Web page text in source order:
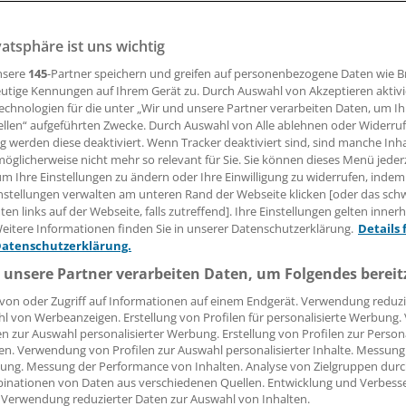
bei der Digitalisierung des
sind der Politik und der Selbstverwaltung um Jahre
für Gesundheitsnetzwerker.
Frisch
05:54 Uhr
ist uns wichtig
145-Partner speichern und greifen auf personenbezogene Daten wie
Kennungen auf Ihrem Gerät zu. Durch Auswahl von Akzeptieren
für die unter „Wir und unsere Partner verarbeiten Daten, um
aufgeführten Zwecke. Durch Auswahl von Alle ablehnen oder
werden diese deaktiviert. Wenn Tracker deaktiviert sind, sind manche
nicht mehr so relevant für Sie. Sie können dieses Menü
Ihre Einstellungen zu ändern oder Ihre Einwilligung zu widerrufen, indem
verwalten am unteren Rand der Webseite klicken [oder das
links auf der Webseite, falls zutreffend]. Ihre Einstellungen gelten
Informationen finden Sie in unserer Datenschutzerklärung. Details
Partner verarbeiten Daten, um Folgendes
oder Zugriff auf Informationen auf einem Endgerät. Verwendung
von Werbeanzeigen. Erstellung von Profilen für personalisierte
zur Auswahl personalisierter Werbung. Erstellung von Profilen zur
Verwendung von Profilen zur Auswahl personalisierter Inhalte.
Messung der Performance von Inhalten. Analyse von Zielgruppen
von Daten aus verschiedenen Quellen. Entwicklung und
reduzierter Daten zur Auswahl von Inhalten.